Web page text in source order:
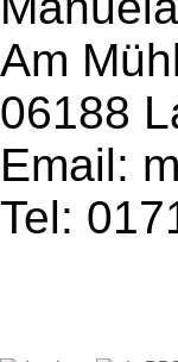
Am
06188
Email:
Tel: